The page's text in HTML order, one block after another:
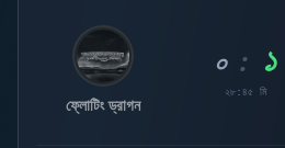
ফ্লোটিং ড্রাগন
০ : ১
২৮:৪৫ মি